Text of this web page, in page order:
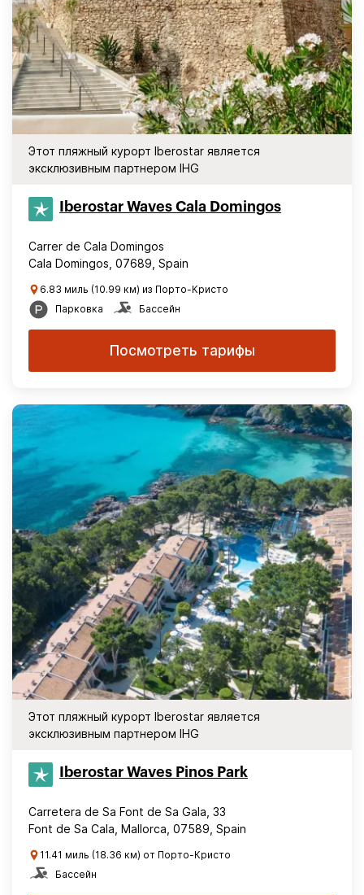
Этот пляжный курорт Iberostar является
эксклюзивным партнером IHG
Iberostar Waves Cala Domingos
Carrer de Cala Domingos
Cala Domingos, 07689, Spain
6.83 миль (10.99 км) из Порто-Кристо
Парковка
Бассейн
Посмотреть тарифы
Этот пляжный курорт Iberostar является
эксклюзивным партнером IHG
Iberostar Waves Pinos Park
Carretera de Sa Font de Sa Gala, 33
Font de Sa Cala, Mallorca, 07589, Spain
11.41 миль (18.36 км) от Порто-Кристо
Бассейн